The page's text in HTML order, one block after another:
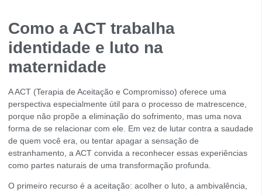
Como a ACT trabalha
identidade e luto na
maternidade
A ACT (Terapia de Aceitação e Compromisso) oferece uma
perspectiva especialmente útil para o processo de matrescence,
porque não propõe a eliminação do sofrimento, mas uma nova
forma de se relacionar com ele. Em vez de lutar contra a saudade
de quem você era, ou tentar apagar a sensação de
estranhamento, a ACT convida a reconhecer essas experiências
como partes naturais de uma transformação profunda.
O primeiro recurso é a aceitação: acolher o luto, a ambivalência,